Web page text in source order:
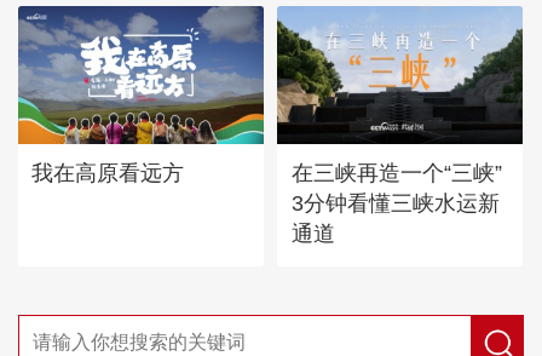
我在高原看远方
在三峡再造一个“三峡”
3分钟看懂三峡水运新
通道